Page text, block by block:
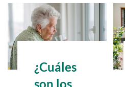
¿Cuáles
son los